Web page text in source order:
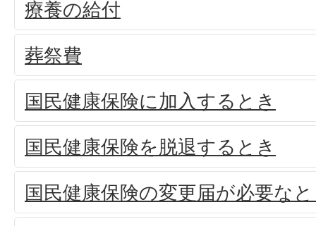
療養の給付
葬祭費
国民健康保険に加入するとき
国民健康保険を脱退するとき
国民健康保険の変更届が必要な